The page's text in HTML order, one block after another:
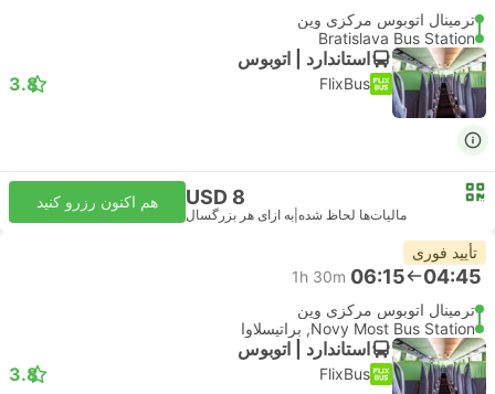
ترمینال اتوبوس مرکزی وین
Bratislava Bus Station
استاندارد | اتوبوس
FlixBus
3.8
USD 8
مالیات‌ها لحاظ شده به ازای هر بزرگسال
هم اکنون رزرو کنید
تأیید فوری
04:45
06:15
1h 30m
ترمینال اتوبوس مرکزی وین
Novy Most Bus Station, براتیسلاوا
استاندارد | اتوبوس
FlixBus
3.8